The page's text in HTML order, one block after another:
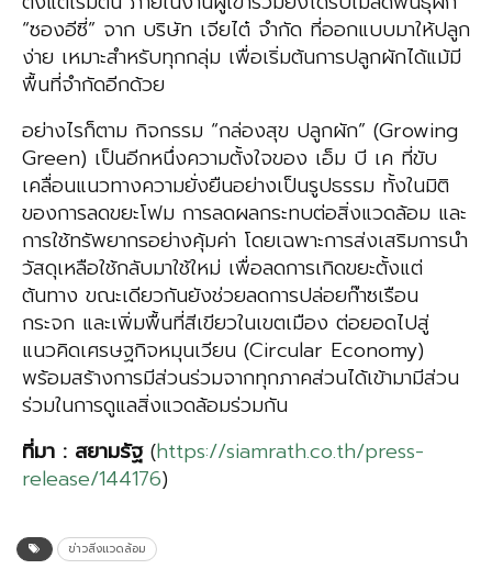
“ซองอีซี่” จาก บริษัท เจียไต๋ จำกัด ที่ออกแบบมาให้ปลูก
ง่าย เหมาะสำหรับทุกกลุ่ม เพื่อเริ่มต้นการปลูกผักได้แม้มี
พื้นที่จำกัดอีกด้วย
อย่างไรก็ตาม กิจกรรม “กล่องสุข ปลูกผัก” (Growing
Green) เป็นอีกหนึ่งความตั้งใจของ เอ็ม บี เค ที่ขับ
เคลื่อนแนวทางความยั่งยืนอย่างเป็นรูปธรรม ทั้งในมิติ
ของการลดขยะโฟม การลดผลกระทบต่อสิ่งแวดล้อม และ
การใช้ทรัพยากรอย่างคุ้มค่า โดยเฉพาะการส่งเสริมการนำ
วัสดุเหลือใช้กลับมาใช้ใหม่ เพื่อลดการเกิดขยะตั้งแต่
ต้นทาง ขณะเดียวกันยังช่วยลดการปล่อยก๊าซเรือน
กระจก และเพิ่มพื้นที่สีเขียวในเขตเมือง ต่อยอดไปสู่
แนวคิดเศรษฐกิจหมุนเวียน (Circular Economy)
พร้อมสร้างการมีส่วนร่วมจากทุกภาคส่วนได้เข้ามามีส่วน
ร่วมในการดูแลสิ่งแวดล้อมร่วมกัน
ที่มา : สยามรัฐ (https://siamrath.co.th/press-
release/144176)
ข่าวสิ่งแวดล้อม